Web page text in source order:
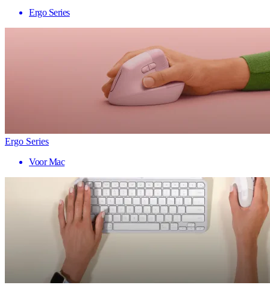
Ergo Series
Ergo Series
Voor Mac